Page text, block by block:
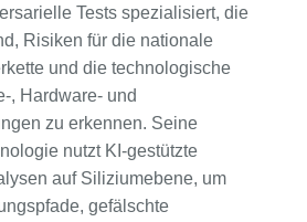
Tests spezialisiert, die
Risiken für die nationale
und die technologische
Hardware‑ und
zu erkennen. Seine
nutzt KI-gestützte
auf Siliziumebene, um
gefälschte